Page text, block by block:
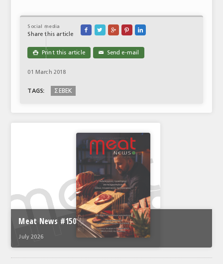
Social media
Share this article
    
 Print this article ✉ Send e-mail
01 March 2018
TAGS: ΣΕΒΕΚ
Meat News #150
July 2026